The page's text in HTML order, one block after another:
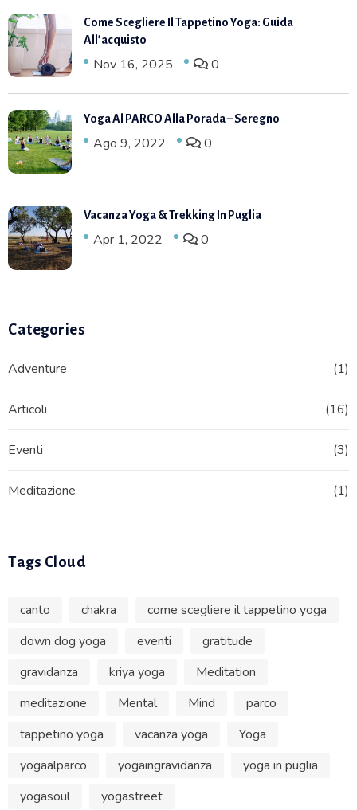
Come Scegliere Il Tappetino Yoga: Guida
All’acquisto
Nov 16, 2025 0
Yoga Al PARCO Alla Porada – Seregno
Ago 9, 2022 0
Vacanza Yoga & Trekking In Puglia
Apr 1, 2022 0
Categories
Adventure (1)
Articoli (16)
Eventi (3)
Meditazione (1)
Tags Cloud
canto chakra
come scegliere il tappetino yoga
down dog yoga
eventi
gratitude
gravidanza
kriya yoga
Meditation
meditazione
Mental Mind
parco
tappetino yoga
vacanza yoga
Yoga
yogaalparco
yogaingravidanza
yoga in puglia
yogasoul
yogastreet